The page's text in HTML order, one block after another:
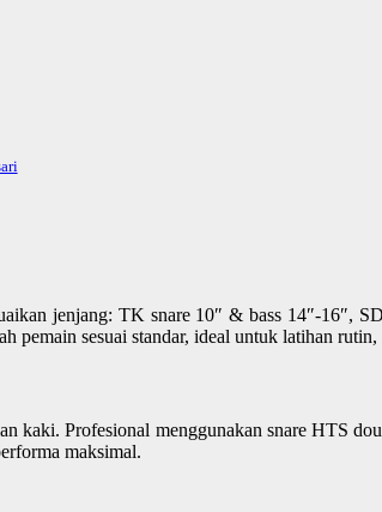
jenjang: TK snare 10″ & bass 14″-16″,
pemain sesuai standar, ideal untuk latihan
kaki. Profesional menggunakan snare HTS
maksimal.